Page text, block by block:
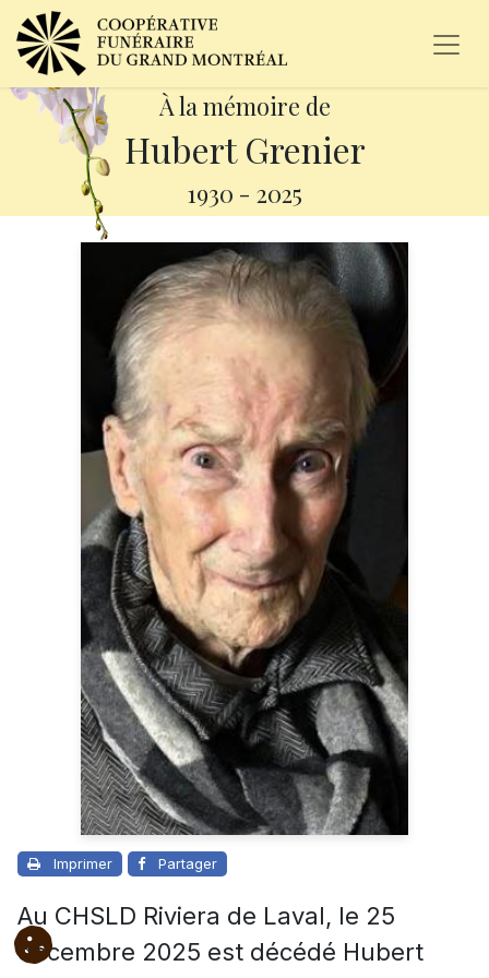
À la mémoire de
Hubert Grenier
1930 - 2025
Imprimer Partager
Au CHSLD Riviera de Laval, le 25
décembre 2025 est décédé Hubert